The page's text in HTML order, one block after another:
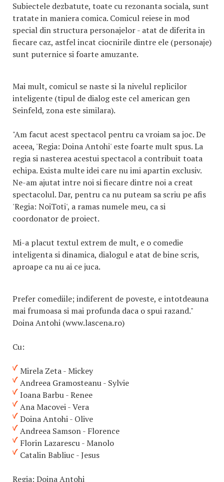
Subiectele dezbatute, toate cu rezonanta sociala, sunt
tratate in maniera comica. Comicul reiese in mod
special din structura personajelor - atat de diferita in
fiecare caz, astfel incat ciocnirile dintre ele (personaje)
sunt puternice si foarte amuzante.
Mai mult, comicul se naste si la nivelul replicilor
inteligente (tipul de dialog este cel american gen
Seinfeld, zona este similara).
"Am facut acest spectacol pentru ca vroiam sa joc. De
aceea, 'Regia: Doina Antohi' este foarte mult spus. La
regia si nasterea acestui spectacol a contribuit toata
echipa. Exista multe idei care nu imi apartin exclusiv.
Ne-am ajutat intre noi si fiecare dintre noi a creat
spectacolul. Dar, pentru ca nu puteam sa scriu pe afis
'Regia: NoiToti', a ramas numele meu, ca si
coordonator de proiect.
Mi-a placut textul extrem de mult, e o comedie
inteligenta si dinamica, dialogul e atat de bine scris,
aproape ca nu ai ce juca.
Prefer comediile; indiferent de poveste, e intotdeauna
mai frumoasa si mai profunda daca o spui razand."
Doina Antohi (www.lascena.ro)
Cu:
Mirela Zeta - Mickey
Andreea Gramosteanu - Sylvie
Ioana Barbu - Renee
Ana Macovei - Vera
Doina Antohi - Olive
Andreea Samson - Florence
Florin Lazarescu - Manolo
Catalin Babliuc - Jesus
Regia: Doina Antohi